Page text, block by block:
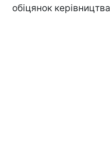
обіцянок